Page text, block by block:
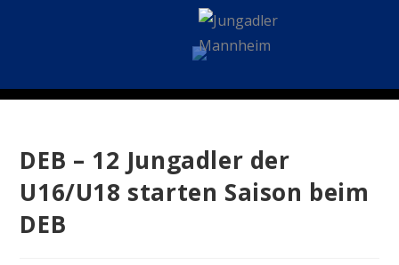
DEB – 12 Jungadler der
U16/U18 starten Saison beim
DEB